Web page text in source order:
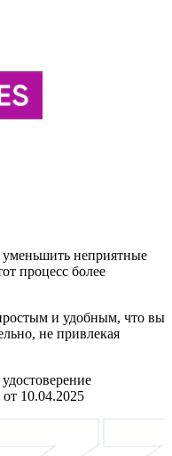
уменьшить неприятные
процесс более
и удобным, что вы
не привлекая
10.04.2025